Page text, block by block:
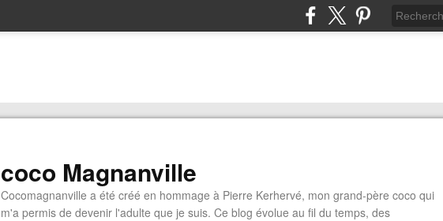
coco Magnanville
Cocomagnanville a été créé en hommage à Pierre Kerhervé, mon grand-père coco qui
m'a permis de devenir l'adulte que je suis. Ce blog évolue au fil du temps, des